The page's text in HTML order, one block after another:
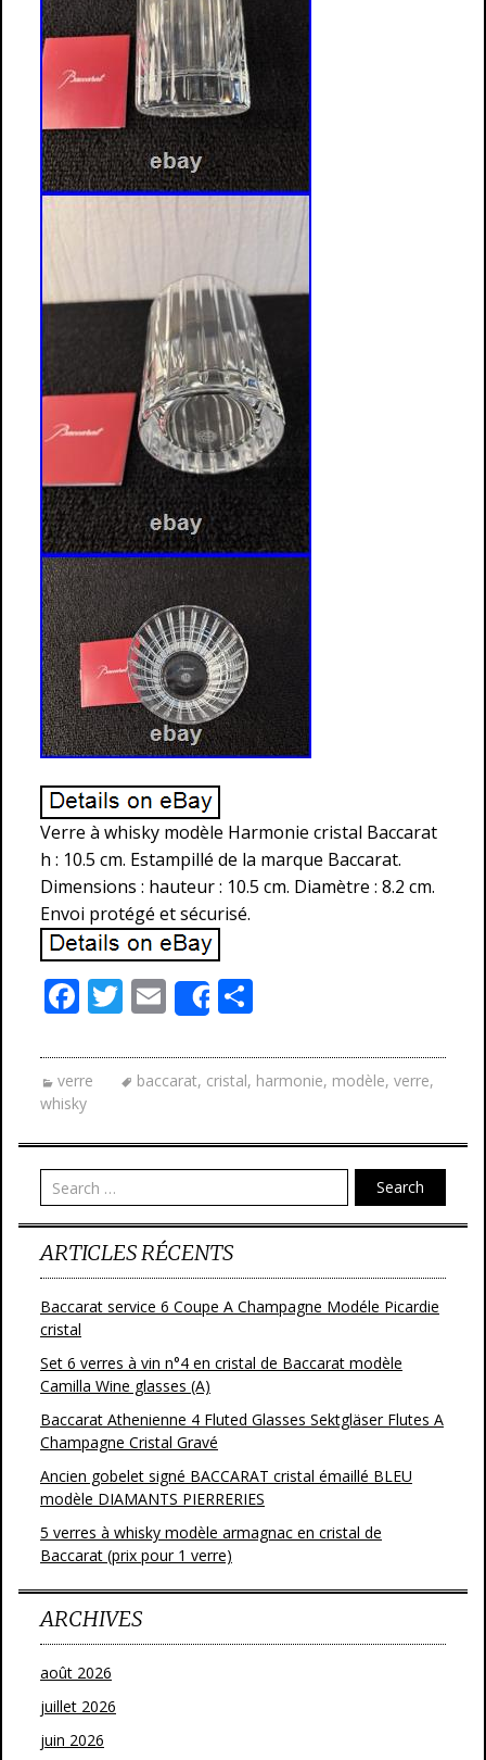
Verre à whisky modèle Harmonie cristal Baccarat
h : 10.5 cm. Estampillé de la marque Baccarat.
Dimensions : hauteur : 10.5 cm. Diamètre : 8.2 cm.
Envoi protégé et sécurisé.
F
e
b
o
o
k
T
itt
er
E
m
ai
l
Share
ta
g
er
verre baccarat, cristal, harmonie, modèle, verre,
whisky
Search
ARTICLES RÉCENTS
Baccarat service 6 Coupe A Champagne Modéle Picardie
cristal
Set 6 verres à vin n°4 en cristal de Baccarat modèle
Camilla Wine glasses (A)
Baccarat Athenienne 4 Fluted Glasses Sektgläser Flutes A
Champagne Cristal Gravé
Ancien gobelet signé BACCARAT cristal émaillé BLEU
modèle DIAMANTS PIERRERIES
5 verres à whisky modèle armagnac en cristal de
Baccarat (prix pour 1 verre)
ARCHIVES
août 2026
juillet 2026
juin 2026